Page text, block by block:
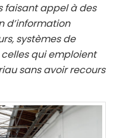
faisant appel à des
d’information
systèmes de
qui emploient
sans avoir recours